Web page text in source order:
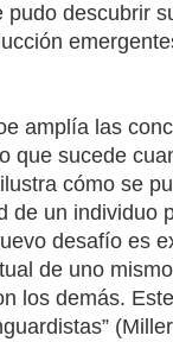
descubrir
amplía las
que sucede
cómo se
de un individuo
desafío es
de uno
los demás.